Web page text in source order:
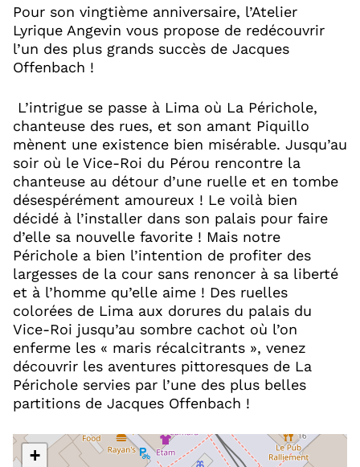
Pour son vingtième anniversaire, l’Atelier
Lyrique Angevin vous propose de redécouvrir
l’un des plus grands succès de Jacques
Offenbach !
L’intrigue se passe à Lima où La Périchole,
chanteuse des rues, et son amant Piquillo
mènent une existence bien misérable. Jusqu’au
soir où le Vice-Roi du Pérou rencontre la
chanteuse au détour d’une ruelle et en tombe
désespérément amoureux ! Le voilà bien
décidé à l’installer dans son palais pour faire
d’elle sa nouvelle favorite ! Mais notre
Périchole a bien l’intention de profiter des
largesses de la cour sans renoncer à sa liberté
et à l’homme qu’elle aime ! Des ruelles
colorées de Lima aux dorures du palais du
Vice-Roi jusqu’au sombre cachot où l’on
enferme les « maris récalcitrants », venez
découvrir les aventures pittoresques de La
Périchole servies par l’une des plus belles
partitions de Jacques Offenbach !
+